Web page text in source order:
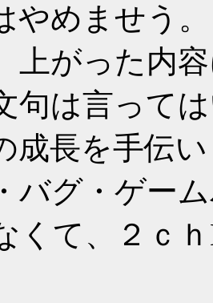
めませう。
がった内
句は言って
長を手伝
バグ・ゲー
くて、２ｃ